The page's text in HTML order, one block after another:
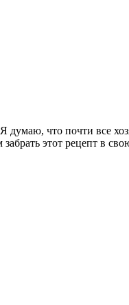
думаю, что почти все
этот рецепт в